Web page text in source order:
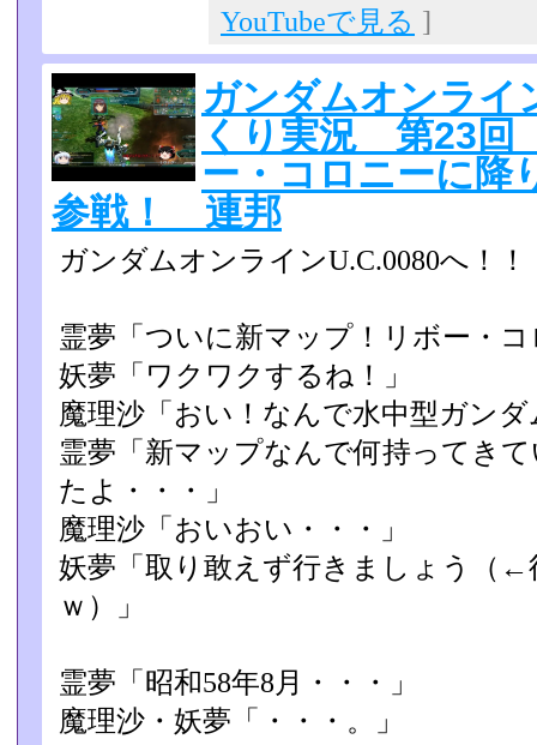
YouTubeで見る ]
ガンダムオンラ
くり実況 第23
ー・コロニーに
参戦！ 連邦
ガンダムオンラインU.C.0080へ！！
霊夢「ついに新マップ！リボー・
妖夢「ワクワクするね！」
魔理沙「おい！なんで水中型ガン
霊夢「新マップなんで何持ってき
たよ・・・」
魔理沙「おいおい・・・」
妖夢「取り敢えず行きましょう（←
ｗ）」
霊夢「昭和58年8月・・・」
魔理沙・妖夢「・・・。」